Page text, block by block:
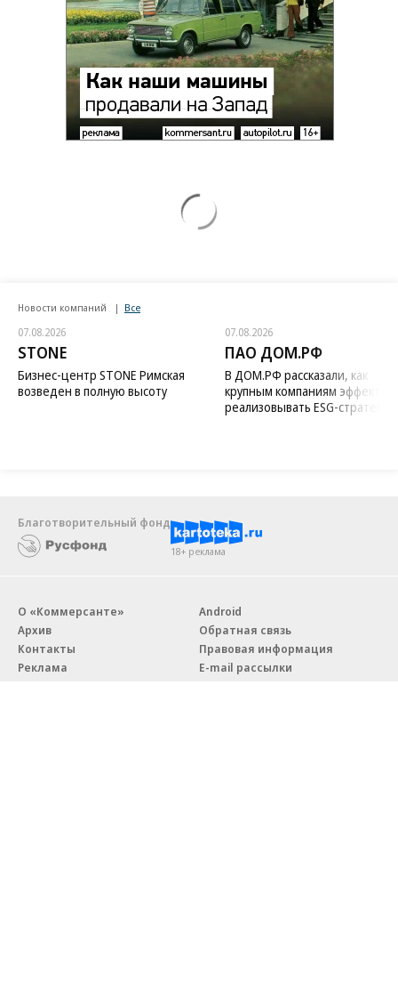
Новости компаний Все
07.08.2026
STONE
Бизнес-центр STONE Римская
возведен в полную высоту
07.08.2026
ПАО ДОМ.РФ
В ДОМ.РФ рассказали, как
крупным компаниям
реализовывать ESG-стратегию
Благотворительный фонд
18+ реклама
О «Коммерсанте»
Архив
Контакты
Реклама
Android
Обратная связь
Правовая информация
E-mail рассылки